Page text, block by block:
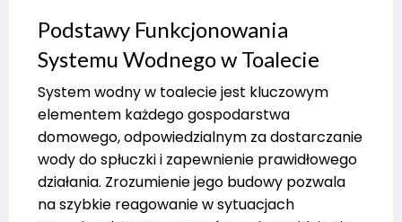
Podstawy Funkcjonowania
Systemu Wodnego w Toalecie
System wodny w toalecie jest kluczowym
elementem każdego gospodarstwa
domowego, odpowiedzialnym za dostarczanie
wody do spłuczki i zapewnienie prawidłowego
działania. Zrozumienie jego budowy pozwala
na szybkie reagowanie w sytuacjach